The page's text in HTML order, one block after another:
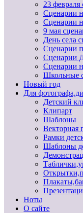
23 февраля
Сценарии
Сценарии
9 мая
День села
Сценарии
Сценарии
Сценарии
Школьные
Новый год
Для
Детский
Клипарт
Шаблоны
Векторная
Рамки
Шаблоны
Ноты
О сайте